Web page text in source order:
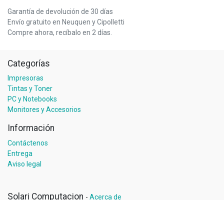
Garantía de devolución de 30 días
Envío gratuito en Neuquen y Cipolletti
Compre ahora, recíbalo en 2 días.
Categorías
Impresoras
Tintas y Toner
PC y Notebooks
Monitores y Accesorios
Información
Contáctenos
Entrega
Aviso legal
Solari Computacion - Acerca de